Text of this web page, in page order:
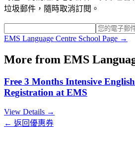
垃圾郵件，隨時取消訂閱。
EMS Language Centre School Page →
More from EMS
Free 3 Months Intensive
Registration at EMS
View Details →
← 返回優惠券